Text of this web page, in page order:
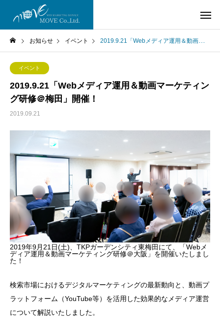
お知らせ イベント 2019.9.21「Webメディア運用＆動画マーケティング研修＠梅田」開催！
イベント
2019.9.21「Webメディア運用＆動画マーケティン
グ研修＠梅田」開催！
2019.09.21
2019年9月21日(土)、TKPガーデンシティ東梅田にて、「Webメ
ディア運用＆動画マーケティング研修＠大阪」を開催いたしまし
た！
検索市場におけるデジタルマーケティングの最新動向と、動画プ
ラットフォーム（YouTube等）を活用した効果的なメディア運営
について解説いたしました。